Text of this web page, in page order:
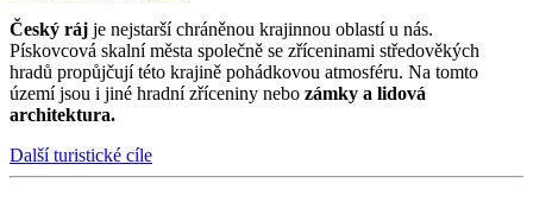
Český ráj je nejstarší chráněnou krajinnou oblastí u nás.
Pískovcová skalní města společně se zříceninami středověkých
hradů propůjčují této krajině pohádkovou atmosféru. Na tomto
území jsou i jiné hradní zříceniny nebo zámky a lidová
architektura.
Další turistické cíle